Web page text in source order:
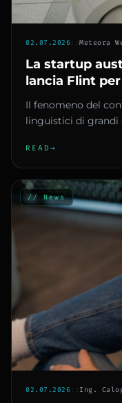
02.07.2026::Meteora
La startup
lancia Flint
conformismo
Il fenomeno del
linguistici di grandi
READ →
// News
02.07.2026:: Ing.